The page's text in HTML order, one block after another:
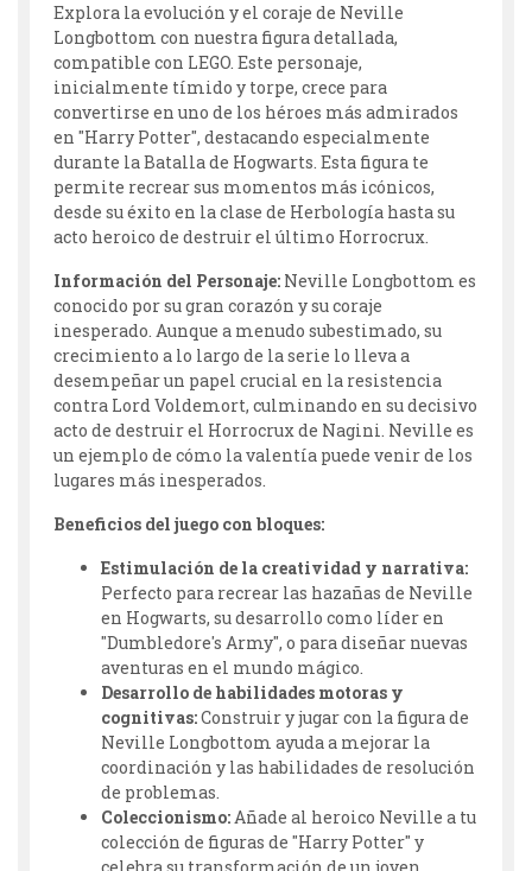
Explora la evolución y el coraje de Neville
Longbottom con nuestra figura detallada,
compatible con LEGO. Este personaje,
inicialmente tímido y torpe, crece para
convertirse en uno de los héroes más admirados
en "Harry Potter", destacando especialmente
durante la Batalla de Hogwarts. Esta figura te
permite recrear sus momentos más icónicos,
desde su éxito en la clase de Herbología hasta su
acto heroico de destruir el último Horrocrux.
Información del Personaje: Neville Longbottom es
conocido por su gran corazón y su coraje
inesperado. Aunque a menudo subestimado, su
crecimiento a lo largo de la serie lo lleva a
desempeñar un papel crucial en la resistencia
contra Lord Voldemort, culminando en su decisivo
acto de destruir el Horrocrux de Nagini. Neville es
un ejemplo de cómo la valentía puede venir de los
lugares más inesperados.
Beneficios del juego con bloques:
Estimulación de la creatividad y narrativa:
Perfecto para recrear las hazañas de Neville
en Hogwarts, su desarrollo como líder en
"Dumbledore's Army", o para diseñar nuevas
aventuras en el mundo mágico.
Desarrollo de habilidades motoras y
cognitivas:Construir y jugar con la figura de
Neville Longbottom ayuda a mejorar la
coordinación y las habilidades de resolución
de problemas.
Coleccionismo:Añade al heroico Neville a tu
colección de figuras de "Harry Potter" y